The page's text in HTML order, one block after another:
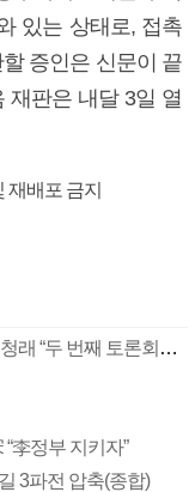
있는 상태로, 접촉
증인은 신문이 끝
재판은 내달 3일 열
재배포 금지
김민석 “권역 경선 2차전 비기면 승리” 정청래 “두 번째 토론회서 승부 끝”
“李정부 지키자”
3파전 압축(종합)